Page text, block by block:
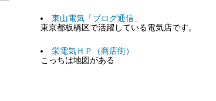
東山電気「ブログ通信」
東京都板橋区で活躍している電気店です。
栄電気ＨＰ（商店街）
こっちは地図がある